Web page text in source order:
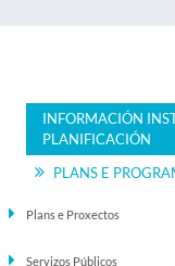
INFORMACIÓN
PLANIFICACIÓN
PLANS E
Plans e Proxectos
Servizos Públicos